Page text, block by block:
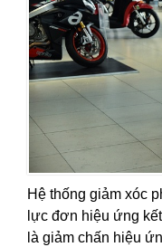
Hệ thống giảm xóc
lực đơn hiệu ứng
là giảm chấn hiệu